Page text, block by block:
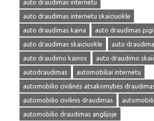
auto draudimas internetu
auto draudimas internetu skaiciuokle
auto draudimas kaina
auto draudimas
auto draudimas skaiciuokle
auto
auto draudimo kainos
auto draudimo
autodraudimas
automobiliai internetu
automobilio civilinės atsakomybės
automobilio civilinis draudimas
automobilio draudimas anglijoje